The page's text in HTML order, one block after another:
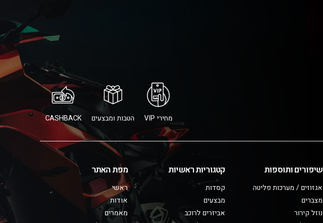
מחירי VIP הטבות ומבצעים CASHBACK
שיפורים ותוספות
אגזוזים / מערכות פליטה
מצברים
נוזל קירור
קטגוריות ראשיות
קסדות
מבצעים
אביזרים לרוכב
מפת האתר
ראשי
אודות
מאמרים